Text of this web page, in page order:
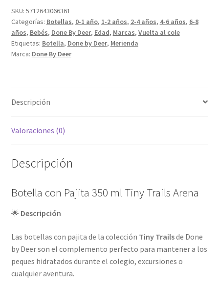
ml
Tiny
Trails
Arena
cantidad
SKU: 5712643066361
Categorías: Botellas, 0-1 año, 1-2 años, 2-4 años, 4-6 años, 6-8
años, Bebés, Done By Deer, Edad, Marcas, Vuelta al cole
Etiquetas: Botella, Done by Deer, Merienda
Marca: Done By Deer
Descripción
Valoraciones (0)
Descripción
Botella con Pajita 350 ml Tiny Trails Arena
🌟 Descripción
Las botellas con pajita de la colección Tiny Trailsde Done
by Deer son el complemento perfecto para mantener a los
peques hidratados durante el colegio, excursiones o
cualquier aventura.